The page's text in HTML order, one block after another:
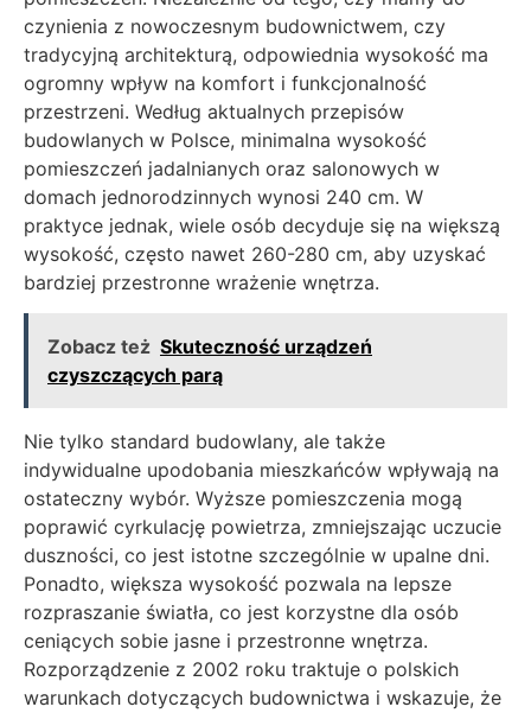
czynienia z nowoczesnym budownictwem, czy
tradycyjną architekturą, odpowiednia wysokość ma
ogromny wpływ na komfort i funkcjonalność
przestrzeni. Według aktualnych przepisów
budowlanych w Polsce, minimalna wysokość
pomieszczeń jadalnianych oraz salonowych w
domach jednorodzinnych wynosi 240 cm. W
praktyce jednak, wiele osób decyduje się na większą
wysokość, często nawet 260-280 cm, aby uzyskać
bardziej przestronne wrażenie wnętrza.
Zobacz też Skuteczność urządzeń
czyszczących parą
Nie tylko standard budowlany, ale także
indywidualne upodobania mieszkańców wpływają na
ostateczny wybór. Wyższe pomieszczenia mogą
poprawić cyrkulację powietrza, zmniejszając uczucie
duszności, co jest istotne szczególnie w upalne dni.
Ponadto, większa wysokość pozwala na lepsze
rozpraszanie światła, co jest korzystne dla osób
ceniących sobie jasne i przestronne wnętrza.
Rozporządzenie z 2002 roku traktuje o polskich
warunkach dotyczących budownictwa i wskazuje, że